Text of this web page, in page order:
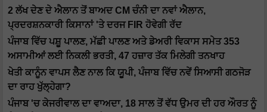
2 ਲੱਖ ਦੇਣ ਦੇ ਐਲਾਨ ਤੋਂ ਬਾਅਦ CM ਚੰਨੀ ਦਾ ਨਵਾਂ ਐਲਾਨ,
ਪ੍ਰਦਰਸ਼ਨਕਾਰੀ ਕਿਸਾਨਾਂ 'ਤੇ ਦਰਜ FIR ਹੋਵੇਗੀ ਰੱਦ
ਪੰਜਾਬ ਵਿੱਚ ਪਸ਼ੂ ਪਾਲਣ, ਮੱਛੀ ਪਾਲਣ ਅਤੇ ਡੇਅਰੀ ਵਿਕਾਸ ਸਮੇਤ 353
ਅਸਾਮੀਆਂ ਲਈ ਨਿਕਲੀ ਭਰਤੀ, 47 ਹਜ਼ਾਰ ਤੱਕ ਮਿਲੇਗੀ ਤਨਖਾਹ
ਖੇਤੀ ਕਾਨੂੰਨ ਵਾਪਸ ਲੈਣ ਨਾਲ ਕਿ ਯੂਪੀ, ਪੰਜਾਬ ਵਿੱਚ ਨਵੇਂ ਸਿਆਸੀ ਗਠਜੋੜ
ਦਾ ਰਾਹ ਖੁੱਲ੍ਹੇਗਾ?
ਪੰਜਾਬ 'ਚ ਕੇਜਰੀਵਾਲ ਦਾ ਵਾਅਦਾ, 18 ਸਾਲ ਤੋਂ ਵੱਧ ਉਮਰ ਦੀ ਹਰ ਔਰਤ ਨੂੰ